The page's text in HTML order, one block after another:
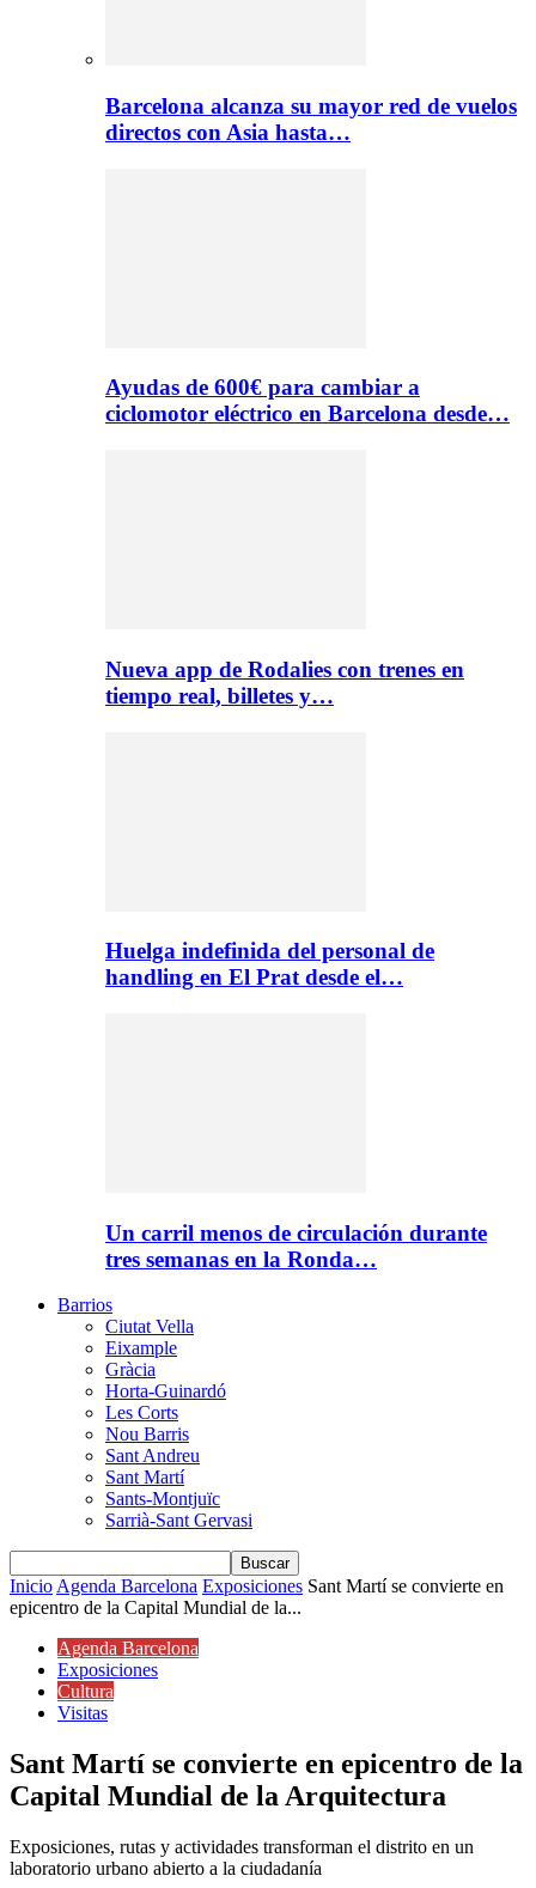
Barcelona alcanza su mayor red de vuelos
directos con Asia hasta…
Ayudas de 600€ para cambiar a
ciclomotor eléctrico en Barcelona desde…
Nueva app de Rodalies con trenes en
tiempo real, billetes y…
Huelga indefinida del personal de
handling en El Prat desde el…
Un carril menos de circulación durante
tres semanas en la Ronda…
Barrios
Ciutat Vella
Eixample
Gràcia
Horta-Guinardó
Les Corts
Nou Barris
Sant Andreu
Sant Martí
Sants-Montjuïc
Sarrià-Sant Gervasi
InicioAgenda Barcelona Exposiciones Sant Martí se convierte en
epicentro de la Capital Mundial de la...
Agenda Barcelona
Exposiciones
Cultura
Visitas
Sant Martí se convierte en epicentro de la
Capital Mundial de la Arquitectura
Exposiciones, rutas y actividades transforman el distrito en un
laboratorio urbano abierto a la ciudadanía